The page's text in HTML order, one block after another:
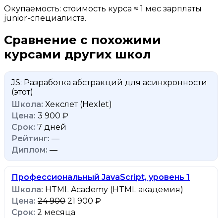
Окупаемость: стоимость курса ≈ 1 мес зарплаты
junior-специалиста.
Сравнение с похожими
курсами других школ
JS: Разработка абстракций для асинхронности
(этот)
Хекслет (Hexlet)
3 900 ₽
7 дней
—
—
Профессиональный JavaScript, уровень 1
HTML Academy (HTML академия)
24 900 21 900 ₽
2 месяца